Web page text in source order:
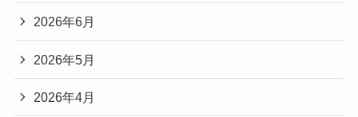
2026年6月
2026年5月
2026年4月